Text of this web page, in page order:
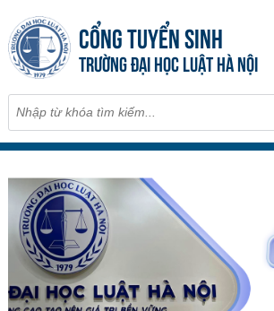
CỔNG TUYỂN SINH
TRƯỜNG ĐẠI HỌC LUẬT HÀ NỘI